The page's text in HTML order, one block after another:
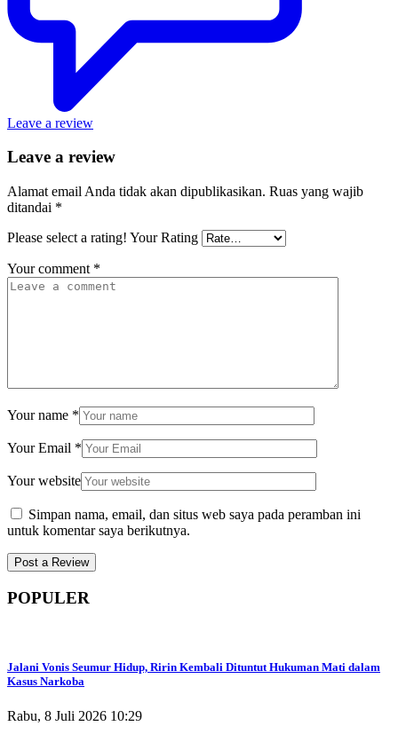
Leave a review
Leave a review
Alamat email Anda tidak akan dipublikasikan. Ruas yang wajib
ditandai *
Please select a rating! Your Rating
Your comment *
Your name *
Your Email *
Your website
Simpan nama, email, dan situs web saya pada peramban ini
untuk komentar saya berikutnya.
POPULER
Jalani Vonis Seumur Hidup, Ririn Kembali Dituntut Hukuman Mati dalam
Kasus Narkoba
Rabu, 8 Juli 2026 10:29